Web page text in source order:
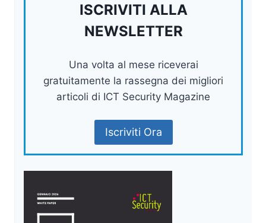
ISCRIVITI ALLA
NEWSLETTER
Una volta al mese riceverai
gratuitamente la rassegna dei migliori
articoli di ICT Security Magazine
Iscriviti Ora